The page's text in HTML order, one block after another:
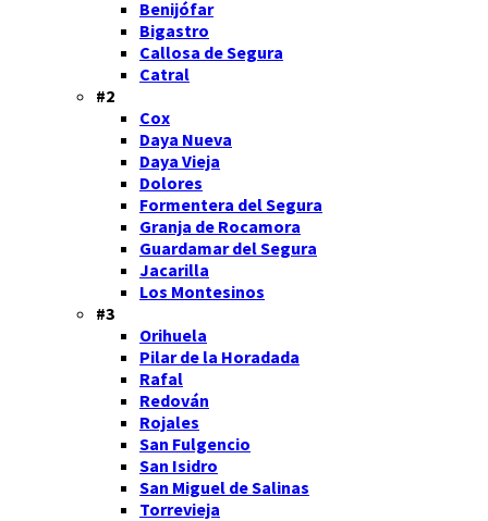
Benijófar
Bigastro
Callosa de Segura
Catral
#2
Cox
Daya Nueva
Daya Vieja
Dolores
Formentera del Segura
Granja de Rocamora
Guardamar del Segura
Jacarilla
Los Montesinos
#3
Orihuela
Pilar de la Horadada
Rafal
Redován
Rojales
San Fulgencio
San Isidro
San Miguel de Salinas
Torrevieja